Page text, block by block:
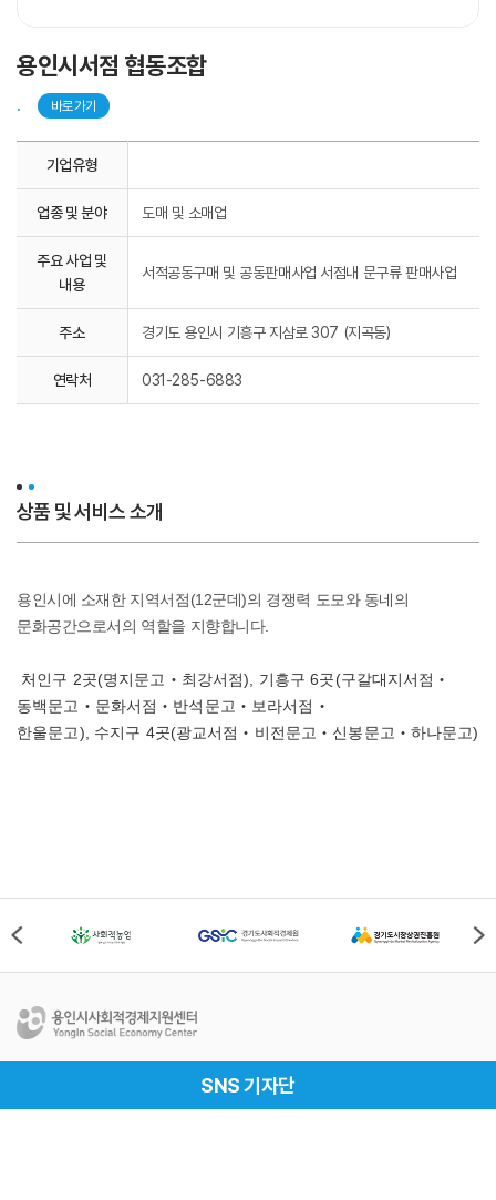
용인시서점 협동조합
. 바로가기
기업유형
업종 및 분야 도매 및 소매업
주요 사업 및
내용
서적공동구매 및 공동판매사업 서점내 문구류 판매사업
주소 경기도 용인시 기흥구 지삼로 307 (지곡동)
연락처 031-285-6883
상품 및 서비스 소개
용인시에 소재한 지역서점(12군데)의 경쟁력 도모와 동네의
문화공간으로서의 역할을 지향합니다.
처인구 2곳(명지문고‧최강서점), 기흥구6곳(구갈대지서점‧
동백문고‧문화서점‧반석문고‧보라서점‧
한울문고), 수지구 4곳(광교서점‧비전문고‧신봉문고‧하나문고)
SNS 기자단
경기도 용인시 처인구 중부대로 1161번길 69-1, 용인시
사회적경제지원센터(17019)